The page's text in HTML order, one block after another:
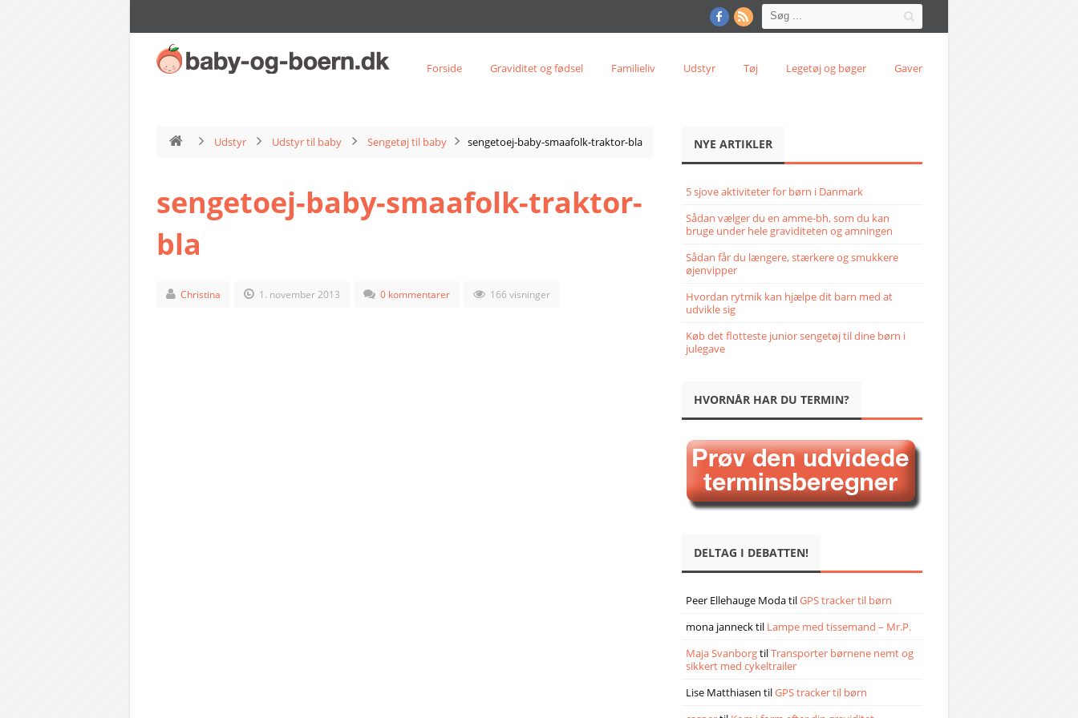
Forside Graviditet og fødsel Familieliv Udstyr Tøj Legetøj og bøger Gaver
Udstyr Udstyr til baby Sengetøj til baby sengetoej-baby-smaafolk-traktor-bla
sengetoej-baby-smaafolk-traktor-
bla
Christina 1. november 2013 0 kommentarer 166 visninger
NYE ARTIKLER
5 sjove aktiviteter for børn i Danmark
Sådan vælger du en amme-bh, som du kan
bruge under hele graviditeten og amningen
Sådan får du længere, stærkere og smukkere
øjenvipper
Hvordan rytmik kan hjælpe dit barn med at
udvikle sig
Køb det flotteste junior sengetøj til dine børn i
julegave
HVORNÅR HAR DU TERMIN?
DELTAG I DEBATTEN!
Peer Ellehauge ModatilGPS tracker til børn
mona jannecktil Lampe med tissemand – Mr.P.
Maja SvanborgtilTransporter børnene nemt og
sikkert med cykeltrailer
Lise Matthiasen tilGPS tracker til børn